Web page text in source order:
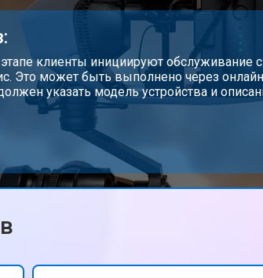
от 50
от 60
клиенты инициируют обслуживание
Это может быть выполнено через
указать модель устройства и